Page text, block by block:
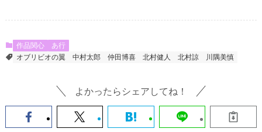
作品関心
あ行
オブリビオの翼
中村太郎 仲田博喜 北村健人 北村諒 川隅美慎
よかったらシェアしてね！